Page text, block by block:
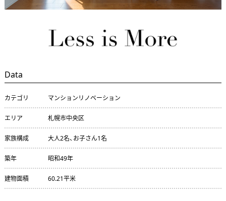
Data
カテゴリ マンションリノベーション
エリア 札幌市中央区
家族構成 大人2名、お子さん1名
築年 昭和49年
建物面積 60.21平米